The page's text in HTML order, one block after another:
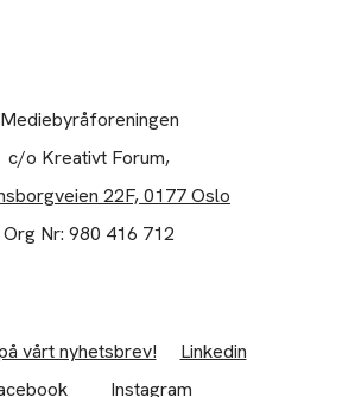
Mediebyråforeningen
c/o Kreativt Forum,
22F, 0177 Oslo
Org Nr: 980 416 712
vårt nyhetsbrev!
Linkedin
Instagram